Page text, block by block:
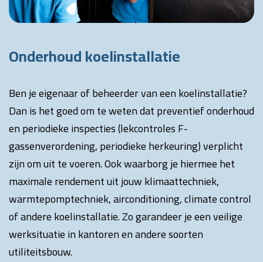
Onderhoud koelinstallatie
Ben je eigenaar of beheerder van een koelinstallatie?
Dan is het goed om te weten dat preventief onderhoud
en periodieke inspecties (lekcontroles F-
gassenverordening,periodieke herkeuring)verplicht
zijn om uit te voeren. Ook waarborg je hiermee het
maximale rendement uit jouw klimaattechniek,
warmtepomptechniek, airconditioning, climate control
of andere koelinstallatie. Zo garandeer je een veilige
werksituatie in kantoren en andere soorten
utiliteitsbouw.